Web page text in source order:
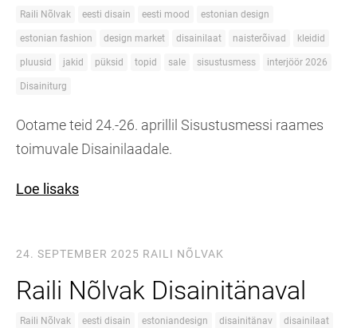
Raili Nõlvak eesti disain eesti mood estonian design
estonian fashion design market disainilaat naisterõivad kleidid
pluusid jakid püksid topid sale sisustusmess interjöör 2026
Disainiturg
Ootame teid 24.-26. aprillil Sisustusmessi raames
toimuvale Disainilaadale.
Loe lisaks
24. SEPTEMBER 2025 RAILI NÕLVAK
Raili Nõlvak Disainitänaval
Raili Nõlvak eesti disain estoniandesign disainitänav disainilaat